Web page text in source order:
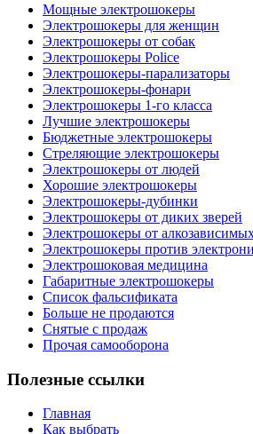
Мощные электрошокеры
Электрошокеры для женщин
Электрошокеры от собак
Электрошокеры Police
Электрошокеры-парализаторы
Электрошокеры-фонари
Электрошокеры 1-го класса
Лучшие электрошокеры
Бюджетные электрошокеры
Стреляющие электрошокеры
Электрошокеры от людей
Хорошие электрошокеры
Электрошокеры-дубинки
Электрошокеры от диких зверей
Электрошокеры от
Электрошокеры против
Электрошоковая медицина
Габаритные электрошокеры
Список фальсификата
Больше не продаются
Снятые с продаж
Прочая самооборона
Полезные ссылки
Главная
Как выбрать